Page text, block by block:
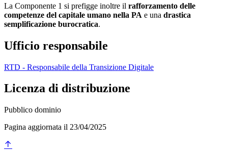
La Componente 1 si prefigge inoltre il rafforzamento delle
competenze del capitale umano nella PA e una drastica
semplificazione burocratica.
Ufficio responsabile
RTD - Responsabile della Transizione Digitale
Licenza di distribuzione
Pubblico dominio
Pagina aggiornata il 23/04/2025